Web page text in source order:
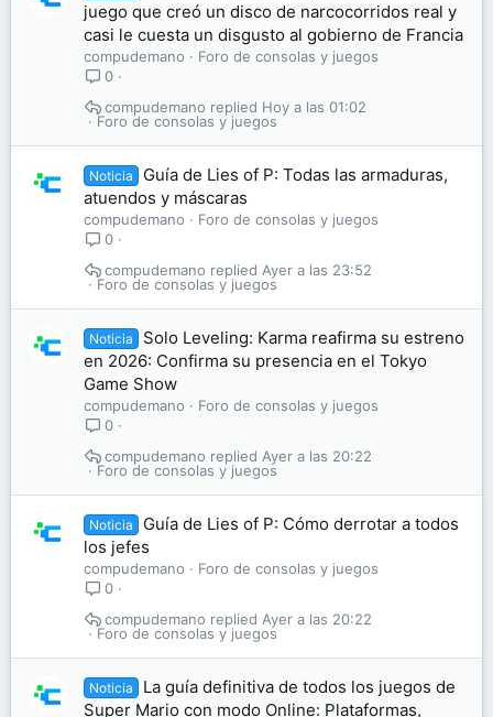
juego que creó un disco de narcocorridos real y
casi le cuesta un disgusto al gobierno de Francia
compudemano
Foro de consolas y juegos
0
Foro de consolas y juegos
Hoy a las 01:02
compudemano
Noticia
Guía de Lies of P: Todas las armaduras,
atuendos y máscaras
compudemano
Foro de consolas y juegos
0
Foro de consolas y juegos
Ayer a las 23:52
compudemano
Noticia
Solo Leveling: Karma reafirma su estreno
en 2026: Confirma su presencia en el Tokyo
Game Show
compudemano
Foro de consolas y juegos
0
Foro de consolas y juegos
Ayer a las 20:22
compudemano
Noticia
Guía de Lies of P: Cómo derrotar a todos
los jefes
compudemano
Foro de consolas y juegos
0
Foro de consolas y juegos
Ayer a las 20:22
compudemano
Noticia
La guía definitiva de todos los juegos de
Super Mario con modo Online: Plataformas,